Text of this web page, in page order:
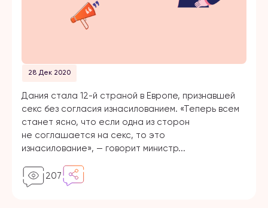
28 Дек 2020
Дания стала 12-й страной в Европе, признавшей
секс без согласия изнасилованием. «Теперь всем
станет ясно, что если одна из сторон
не соглашается на секс, то это
изнасилование», — говорит министр...
207